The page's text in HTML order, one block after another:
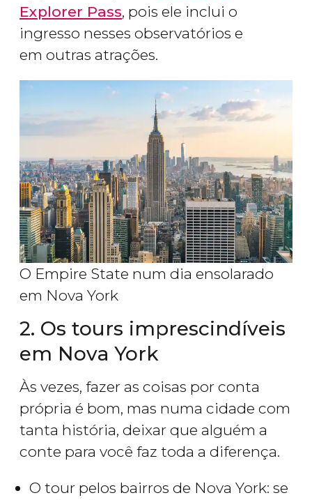
Explorer Pass, pois ele inclui o
ingresso nesses observatórios e
em outras atrações.
O Empire State num dia ensolarado
em Nova York
2. Os tours imprescindíveis
em Nova York
Às vezes, fazer as coisas por conta
própria é bom, mas numa cidade com
tanta história, deixar que alguém a
conte para você faz toda a diferença.
O tour pelos bairros de Nova York: se